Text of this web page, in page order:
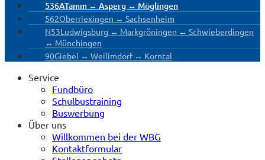
536ATamm ↔ Asperg ↔ Möglingen
562Oberriexingen ↔ Sachsenheim
N53Ludwigsburg ↔ Markgröningen ↔ Schwieberdingen
↔ Münchingen
90Giebel ↔ Weilimdorf ↔ Korntal
Service
Fundbüro
Schulbustraining
Buswerbung
Über uns
Willkommen bei der WBG
Kontaktformular